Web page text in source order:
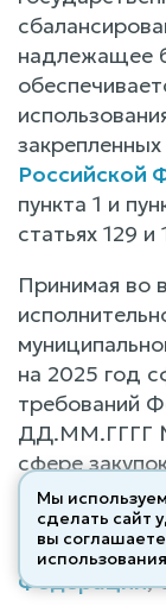
надлежащее
закрепленных
Российской
пункта 1 и
статьях 129 и
Принимая во
на 2025 год
требований
ДД.ММ.ГГГГ
сфере
обеспечения
Бюджетного
Федерации,
Мы используем
сделать сайт
вы